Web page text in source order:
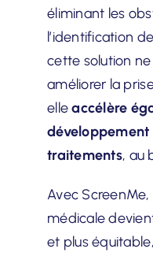
éliminant les
l’identification
cette solution
améliorer la
elleaccélère
traitements, au
Avec ScreenMe,
médicale
et plus